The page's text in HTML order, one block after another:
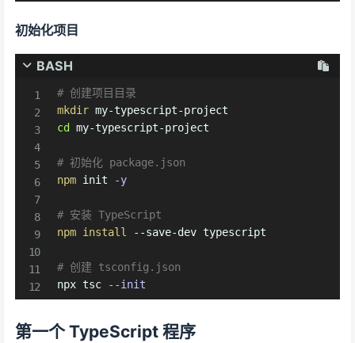
初始化项目
BASH
# 创建项目目录
mkdir
cd
my-typescript-project
# 初始化 package.json
npm init -y
# 安装 TypeScript
npm install --save-dev typescript
# 创建 tsconfig.json
npx tsc
--init
第一个 TypeScript 程序